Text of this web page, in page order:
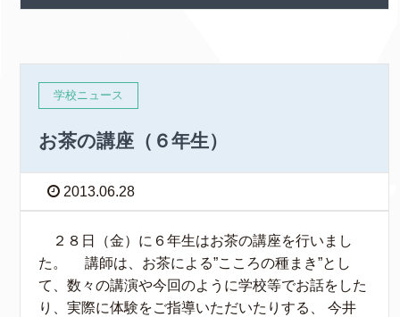
学校ニュース
お茶の講座（６年生）
2013.06.28
２８日（金）に６年生はお茶の講座を行いまし
た。 講師は、お茶による”こころの種まき”とし
て、数々の講演や今回のように学校等でお話をした
り、実際に体験をご指導いただいたりする、 今井